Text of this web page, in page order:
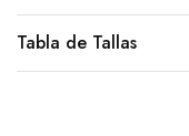
Tabla de Tallas